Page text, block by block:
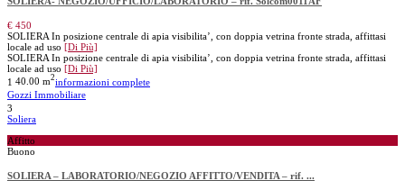
€ 450
SOLIERA In posizione centrale di apia visibilita’, con doppia vetrina fronte strada, affittasi
locale ad uso [Di Più]
SOLIERA In posizione centrale di apia visibilita’, con doppia vetrina fronte strada, affittasi
locale ad uso [Di Più]
1 40.00 m2informazioni complete
Gozzi Immobiliare
3
Soliera
Affitto
Buono
SOLIERA – LABORATORIO/NEGOZIO AFFITTO/VENDITA – rif. ...